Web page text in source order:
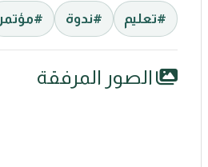
#تعليم #ندوة #مؤتمر
الصور المرفقة